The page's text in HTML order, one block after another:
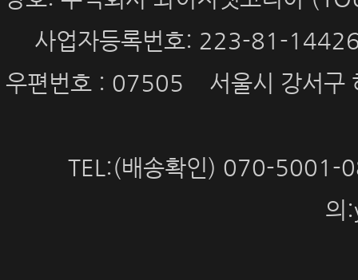
사업자등록번호: 223-81-
우편번호 : 07505 서울시 강서구
TEL:(배송확인) 070-
의